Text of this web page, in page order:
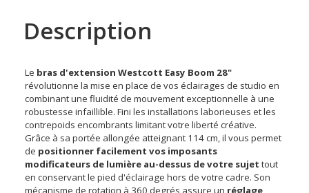
Description
Le bras d'extension Westcott Easy Boom 28"
révolutionne la mise en place de vos éclairages de studio en
combinant une fluidité de mouvement exceptionnelle à une
robustesse infaillible. Fini les installations laborieuses et les
contrepoids encombrants limitant votre liberté créative.
Grâce à sa portée allongée atteignant 114 cm, il vous permet
de positionner facilement vos imposants
modificateurs de lumière au-dessus de votre sujet tout
en conservant le pied d'éclairage hors de votre cadre. Son
mécanisme de rotation à 360 degrés assure un réglage